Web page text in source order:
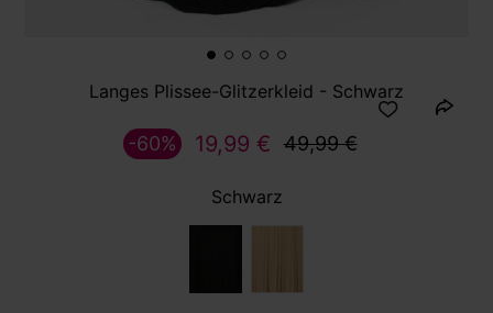
Langes Plissee-Glitzerkleid - Schwarz
19,99 € 49,99 €
-60%
Schwarz